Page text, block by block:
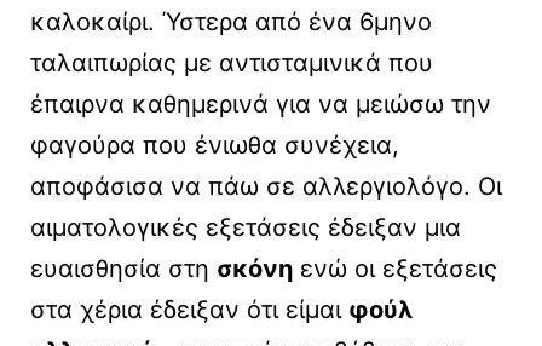
καλοκαίρι. Ύστερα από ένα 6μηνο
ταλαιπωρίας με αντισταμινικά που
έπαιρνα καθημερινά για να μειώσω την
φαγούρα που ένιωθα συνέχεια,
αποφάσισα να πάω σε αλλεργιολόγο. Οι
αιματολογικές εξετάσεις έδειξαν μια
ευαισθησία στη σκόνη ενώ οι εξετάσεις
στα χέρια έδειξαν ότι είμαι φούλ